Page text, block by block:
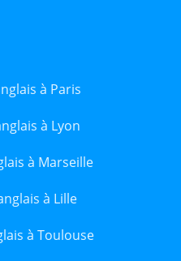
à Paris
à Lyon
à Marseille
à Lille
à Toulouse